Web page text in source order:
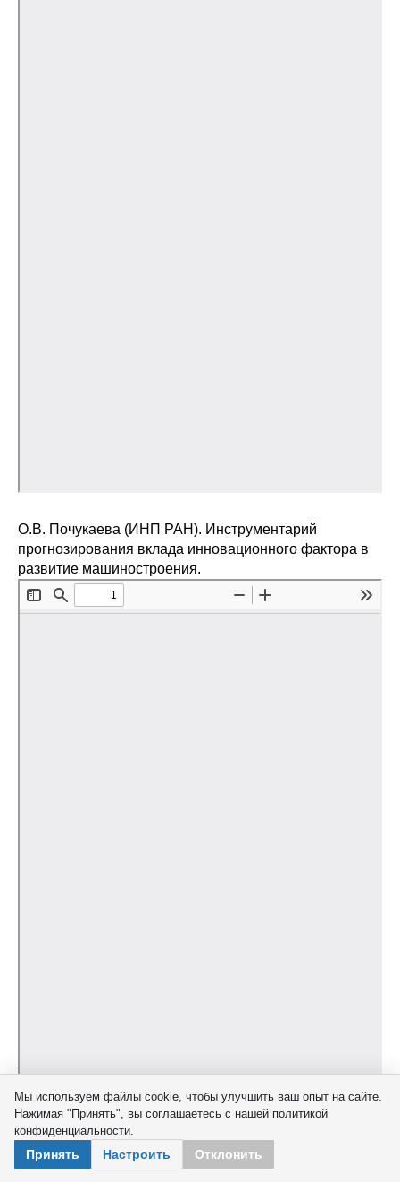
О.В. Почукаева (ИНП РАН). Инструментарий
прогнозирования вклада инновационного фактора в
развитие машиностроения.
Мы используем файлы cookie, чтобы улучшить ваш опыт на сайте.
Нажимая "Принять", вы соглашаетесь с нашей политикой
конфиденциальности.
Принять Настроить Отклонить